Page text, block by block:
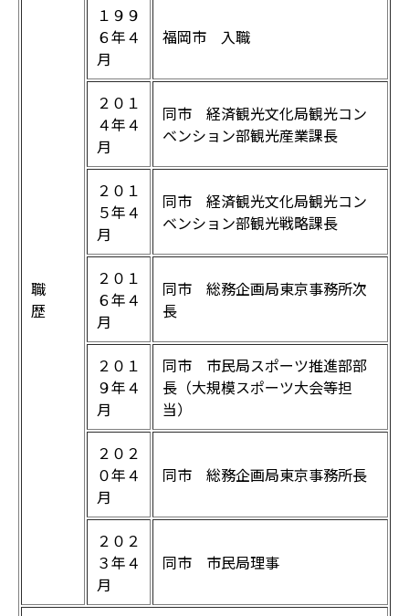
職
歴
１９９
６年４
月
福岡市 入職
２０１
４年４
月
同市 経済観光文化局観光コン
ベンション部観光産業課長
２０１
５年４
月
同市 経済観光文化局観光コン
ベンション部観光戦略課長
２０１
６年４
月
同市 総務企画局東京事務所次
長
２０１
９年４
月
同市 市民局スポーツ推進部部
長（大規模スポーツ大会等担
当）
２０２
０年４
月
同市 総務企画局東京事務所長
２０２
３年４
月
同市 市民局理事